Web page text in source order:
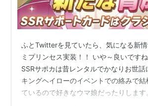
ふとTwitterを見ていたら、気になる新
ミプリンセス実装！！ いや～良いです
SSRサポカは昔レンタルでかなりお世話
キングヘイローのイベントでの絡みで結
ているので好きなウマ娘だったりします